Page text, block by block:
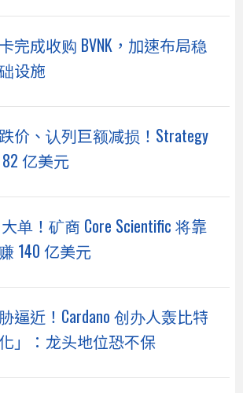
完成收购 BVNK，加速布局稳
设施
价、认列巨额减损！Strategy
亿美元
大单！矿商 Core Scientific 将靠
140 亿美元
逼近！Cardano 创办人轰比特
」：龙头地位恐不保